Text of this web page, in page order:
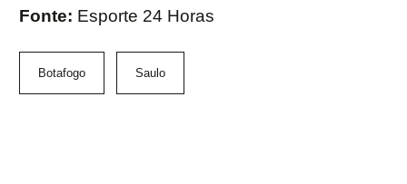
Fonte: Esporte 24 Horas
Botafogo Saulo